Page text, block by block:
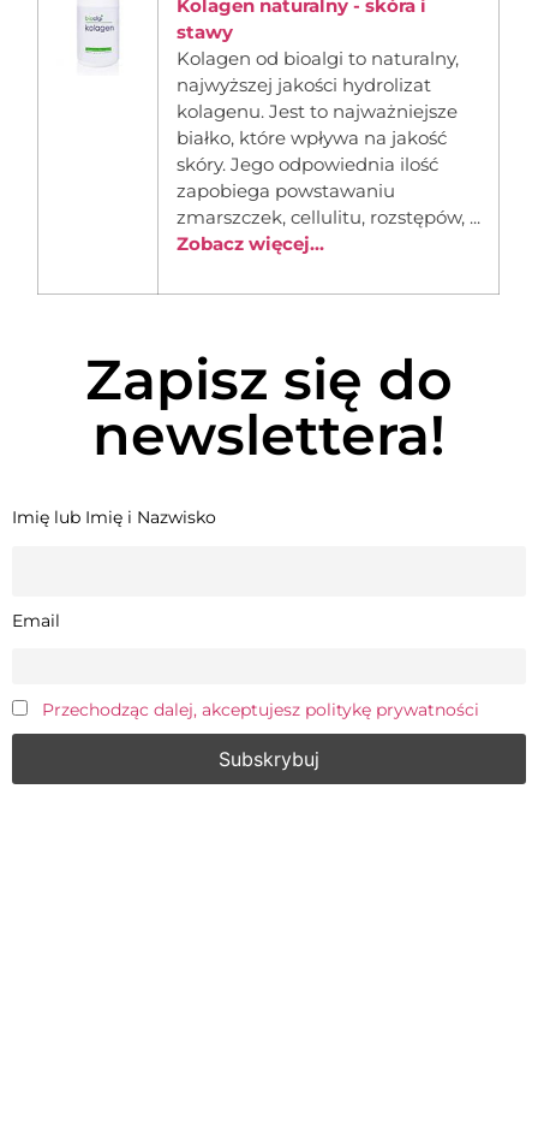
Kolagen naturalny - skóra i
stawy
Kolagen od bioalgi to naturalny,
najwyższej jakości hydrolizat
kolagenu. Jest to najważniejsze
białko, które wpływa na jakość
skóry. Jego odpowiednia ilość
zapobiega powstawaniu
zmarszczek, cellulitu, rozstępów, ...
Zobacz więcej...
Zapisz się do
newslettera!
Imię lub Imię i Nazwisko
Email
Przechodząc dalej, akceptujesz politykę prywatności